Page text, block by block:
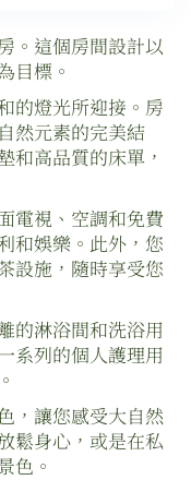
。這個房間設計以
目標。
的燈光所迎接。房
然元素的完美結
和高品質的床單，
電視、空調和免費
和娛樂。此外，您
設施，隨時享受您
的淋浴間和洗浴用
系列的個人護理用
，讓您感受大自然
鬆身心，或是在私
色。